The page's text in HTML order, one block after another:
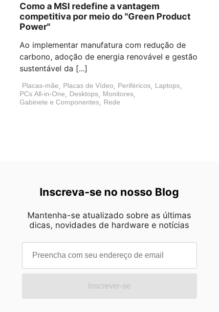
Como a MSI redefine a vantagem
competitiva por meio do "Green Product
Power"
Ao implementar manufatura com redução de
carbono, adoção de energia renovável e gestão
sustentável da [...]
Placas-mãe, Placas de Vídeo, Periféricos, Laptops,
PCs All-in-One, Desktops, Monitores,
Gabinete e Componentes, Rede
Inscreva-se no nosso Blog
Mantenha-se atualizado sobre as últimas
dicas, novidades de hardware e notícias
Inscrever-se